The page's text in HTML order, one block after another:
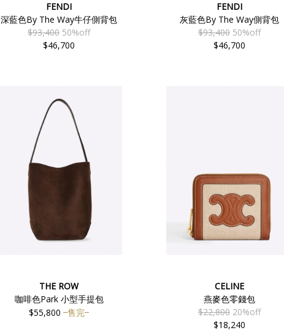
FENDI
深藍色By The Way牛仔側背包
$93,400 50%off
$46,700
FENDI
灰藍色By The Way側背包
$93,400 50%off
$46,700
THE ROW
咖啡色Park 小型手提包
$55,800
售完
CELINE
燕麥色零錢包
$22,800 20%off
$18,240